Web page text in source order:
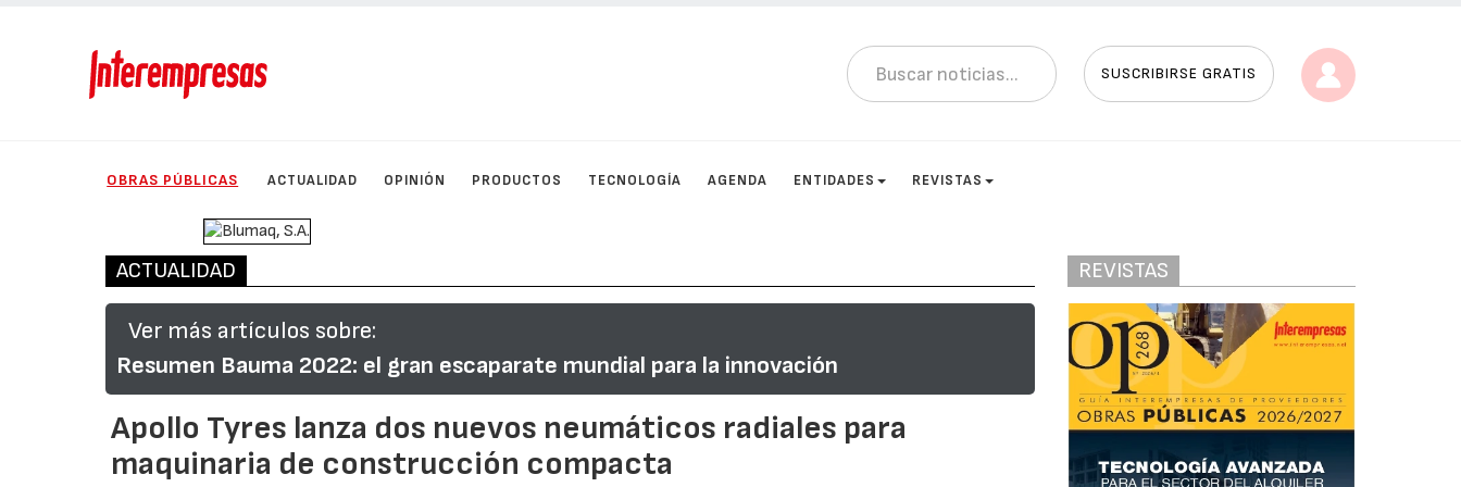
SUSCRIBIRSE GRATIS
OBRAS PÚBLICAS ACTUALIDAD OPINIÓN PRODUCTOS TECNOLOGÍA AGENDA ENTIDADES REVISTAS
ACTUALIDAD
Ver más artículos sobre:
Resumen Bauma 2022: el gran escaparate mundial para la innovación
Apollo Tyres lanza dos nuevos neumáticos radiales para
maquinaria de construcción compacta
REVISTAS